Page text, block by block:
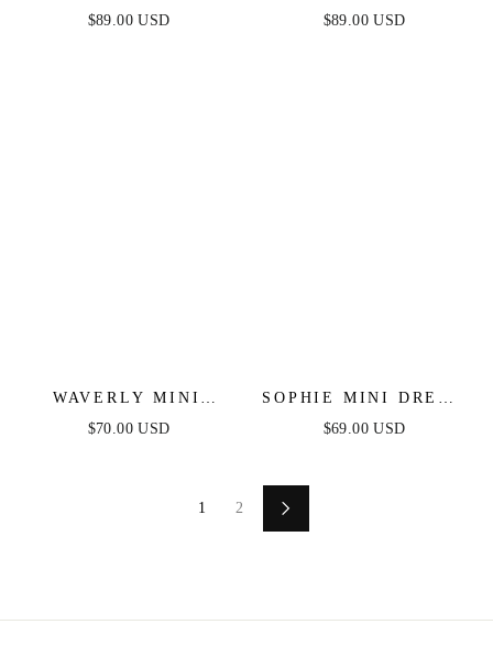
WHITE
$89.00 USD
BLACK
$89.00 USD
WAVERLY MINI
DRESS - PINK
$70.00 USD
SOPHIE MINI DRESS
- LIGHT BLUE
$69.00 USD
1 2